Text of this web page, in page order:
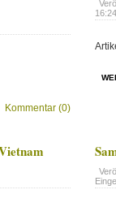
Kommentar (0)